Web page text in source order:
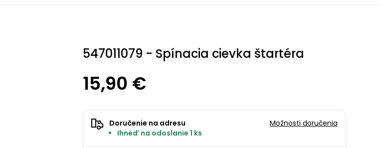
547011079 - Spínacia cievka štartéra
15,90 €
Doručenie na adresu
Ihneď na odoslanie 1 ks
Možnosti doručenia